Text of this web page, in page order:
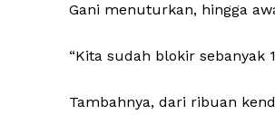
Gani menuturkan, hingga
“Kita sudah blokir sebanyak
Tambahnya, dari ribuan